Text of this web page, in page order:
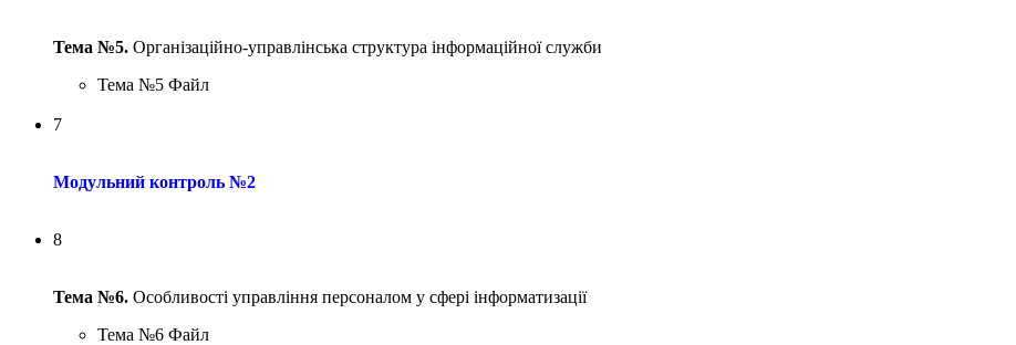
Тема №5. Організаційно-управлінська структура інформаційної служби
Тема №5 Файл
7
Модульний контроль №2
8
Тема №6. Особливості управління персоналом у сфері інформатизації
Тема №6 Файл